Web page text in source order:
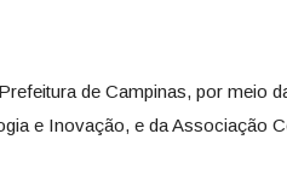
de Campinas, por meio
e Inovação, e da Associação